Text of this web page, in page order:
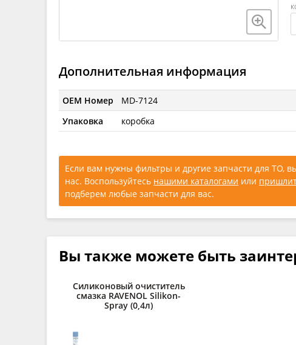
Дополнительная информация
OEM Номер
MD-7124
Упаковка
коробка
Если вам нужны фильтры и другие запчасти для ТО,
нас. Воспользуйтесь нашими каталогами или
подберем любые запчасти для вас.
Вы также можете быть
Силиконовый очиститель
смазка RAVENOL Silikon-
Spray (0,4л)